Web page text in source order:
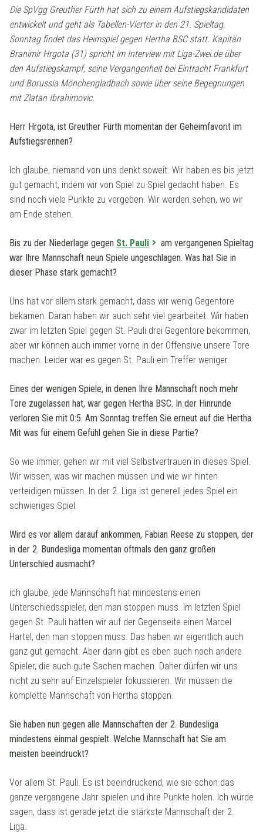
Die SpVgg Greuther Fürth hat sich zu einem Aufstiegskandidaten
entwickelt und geht als Tabellen-Vierter in den 21. Spieltag.
Sonntag findet das Heimspiel gegen Hertha BSC statt. Kapitän
Branimir Hrgota (31) spricht im Interview mit Liga-Zwei.de über
den Aufstiegskampf, seine Vergangenheit bei Eintracht Frankfurt
und Borussia Mönchengladbach sowie über seine Begegnungen
mit Zlatan Ibrahimovic.
Herr Hrgota, ist Greuther Fürth momentan der Geheimfavorit im
Aufstiegsrennen?
Ich glaube, niemand von uns denkt soweit. Wir haben es bis jetzt
gut gemacht, indem wir von Spiel zu Spiel gedacht haben. Es
sind noch viele Punkte zu vergeben. Wir werden sehen, wo wir
am Ende stehen.
Bis zu der Niederlage gegen St. Pauli
am vergangenen Spieltag
war Ihre Mannschaft neun Spiele ungeschlagen. Was hat Sie in
dieser Phase stark gemacht?
Uns hat vor allem stark gemacht, dass wir wenig Gegentore
bekamen. Daran haben wir auch sehr viel gearbeitet. Wir haben
zwar im letzten Spiel gegen St. Pauli drei Gegentore bekommen,
aber wir können auch immer vorne in der Offensive unsere Tore
machen. Leider war es gegen St. Pauli ein Treffer weniger.
Eines der wenigen Spiele, in denen Ihre Mannschaft noch mehr
Tore zugelassen hat, war gegen Hertha BSC. In der Hinrunde
verloren Sie mit 0:5. Am Sonntag treffen Sie erneut auf die Hertha.
Mit was für einem Gefühl gehen Sie in diese Partie?
So wie immer, gehen wir mit viel Selbstvertrauen in dieses Spiel.
Wir wissen, was wir machen müssen und wie wir hinten
verteidigen müssen. In der 2. Liga ist generell jedes Spiel ein
schwieriges Spiel.
Wird es vor allem darauf ankommen, Fabian Reese zu stoppen, der
in der 2. Bundesliga momentan oftmals den ganz großen
Unterschied ausmacht?
ich glaube, jede Mannschaft hat mindestens einen
Unterschiedsspieler, den man stoppen muss. Im letzten Spiel
gegen St. Pauli hatten wir auf der Gegenseite einen Marcel
Hartel, den man stoppen muss. Das haben wir eigentlich auch
ganz gut gemacht. Aber dann gibt es eben auch noch andere
Spieler, die auch gute Sachen machen. Daher dürfen wir uns
nicht zu sehr auf Einzelspieler fokussieren. Wir müssen die
komplette Mannschaft von Hertha stoppen.
Sie haben nun gegen alle Mannschaften der 2. Bundesliga
mindestens einmal gespielt. Welche Mannschaft hat Sie am
meisten beeindruckt?
Vor allem St. Pauli. Es ist beeindruckend, wie sie schon das
ganze vergangene Jahr spielen und ihre Punkte holen. Ich würde
sagen, dass ist gerade jetzt die stärkste Mannschaft der 2.
Liga.